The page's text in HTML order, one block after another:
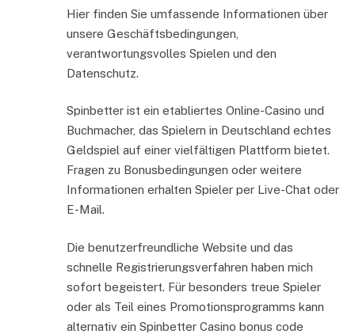
Hier finden Sie umfassende Informationen über
unsere Geschäftsbedingungen,
verantwortungsvolles Spielen und den
Datenschutz.
Spinbetter ist ein etabliertes Online-Casino und
Buchmacher, das Spielern in Deutschland echtes
Geldspiel auf einer vielfältigen Plattform bietet.
Fragen zu Bonusbedingungen oder weitere
Informationen erhalten Spieler per Live-Chat oder
E-Mail.
Die benutzerfreundliche Website und das
schnelle Registrierungsverfahren haben mich
sofort begeistert. Für besonders treue Spieler
oder als Teil eines Promotionsprogramms kann
alternativ ein Spinbetter Casino bonus code